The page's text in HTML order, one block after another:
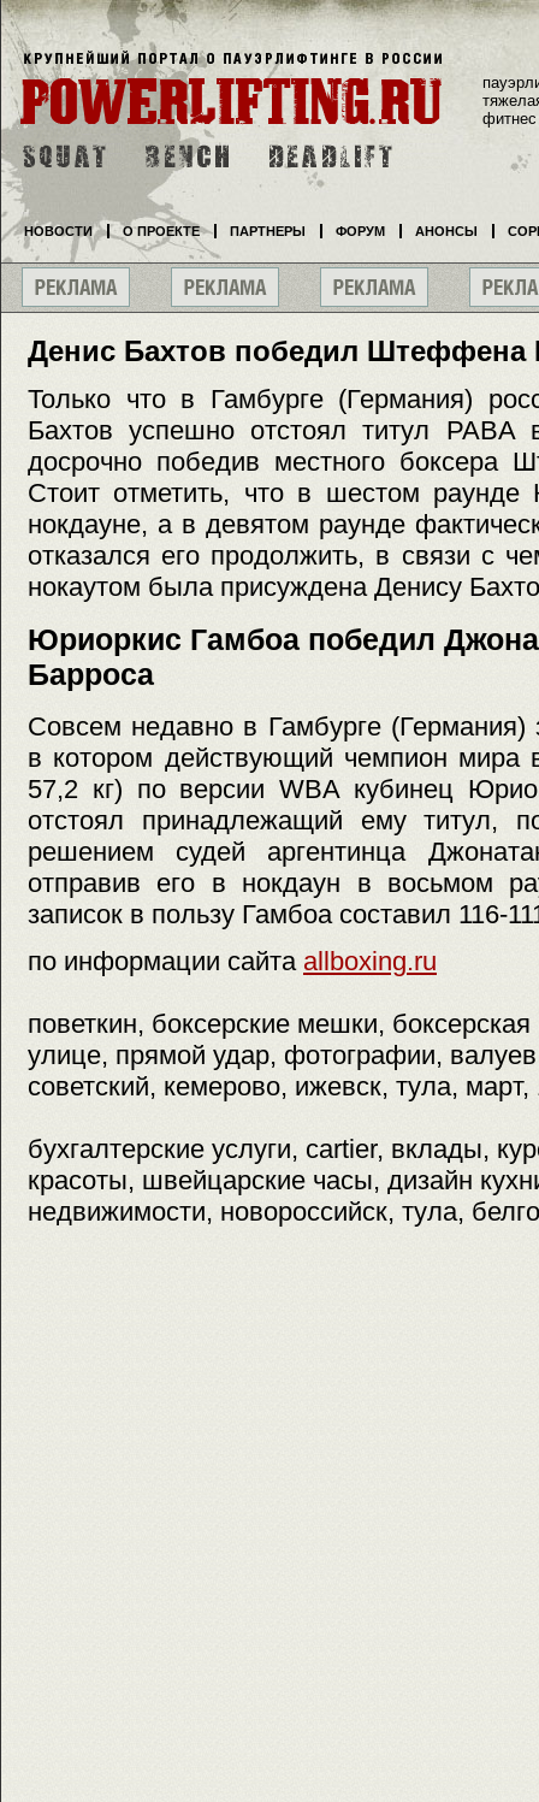
Денис Бахтов победил Штеффена
Только что в Гамбурге (Германия)
Бахтов успешно отстоял титул PABA
досрочно победив местного боксера
Стоит отметить, что в шестом раунде
нокдауне, а в девятом раунде
отказался его продолжить, в связи с
нокаутом была присуждена Денису
Юриоркис Гамбоа победил
Барроса
Совсем недавно в Гамбурге (Германия)
в котором действующий чемпион мира
57,2 кг) по версии WBA кубинец
отстоял принадлежащий ему титул,
решением судей аргентинца
отправив его в нокдаун в восьмом
записок в пользу Гамбоа составил 116-
по информации сайта allboxing.ru
поветкин, боксерские мешки,
улице, прямой удар, фотографии,
советский, кемерово, ижевск, тула,
бухгалтерские услуги, cartier, вклады,
красоты, швейцарские часы, дизайн
недвижимости, новороссийск, тула,
фитнес
НОВОСТИ О ПРОЕКТЕ ПАРТНЕРЫ ФОРУМ АНОНСЫ